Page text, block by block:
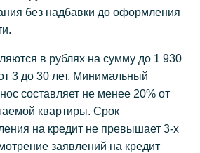
без надбавки до оформления
в рублях на сумму до 1 930
3 до 30 лет. Минимальный
составляет не менее 20% от
квартиры. Срок
на кредит не превышает 3-х
заявлений на кредит